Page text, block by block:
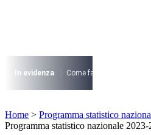
I più cercati
Lorem ipsum dolor sit amet
Lorem ipsum dolor sit amet
In evidenza Come fare per …
Lorem ipsum dolor sit amet
Home > Programma statistico
Programma statistico nazionale 2023-